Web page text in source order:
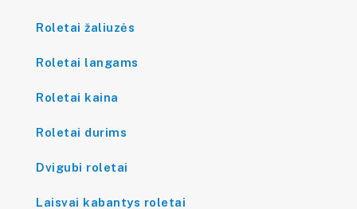
Roletai žaliuzės
Roletai langams
Roletai kaina
Roletai durims
Dvigubi roletai
Laisvai kabantys roletai